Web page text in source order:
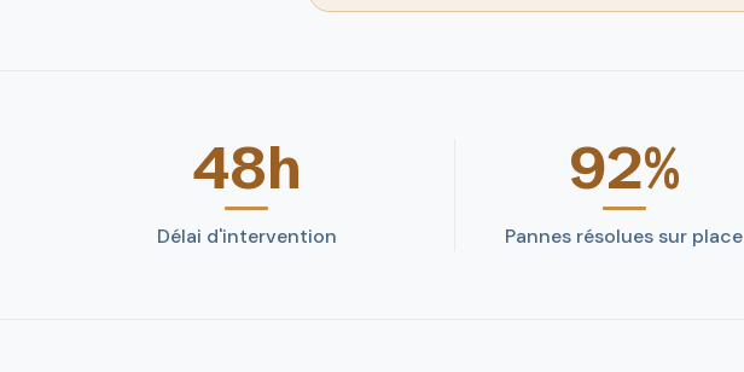
48h
Délai d'intervention
92%
Pannes résolues sur place